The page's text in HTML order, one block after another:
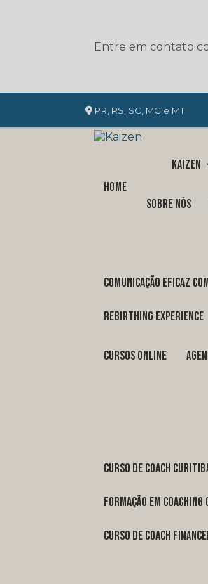
Entre em contato
PR, RS, SC, MG e MT
Home
Kaizen
Sobre nós
COMUNICAÇÃO EFICAZ
REBIRTHING EXPERIENCE
Cursos Online
curso de coach
formação em
curso de coach